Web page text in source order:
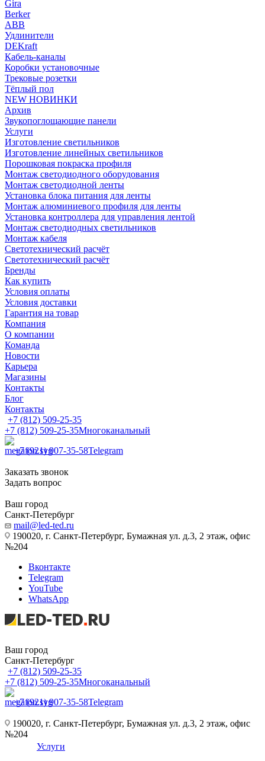
Gira
Berker
ABB
Удлинители
DEKraft
Кабель-каналы
Коробки установочные
Трековые розетки
Тёплый пол
NEW НОВИНКИ
Архив
Звукопоглощающие панели
Услуги
Изготовление светильников
Изготовление линейных светильников
Порошковая покраска профиля
Монтаж светодиодного оборудования
Монтаж светодиодной ленты
Установка блока питания для ленты
Монтаж алюминиевого профиля для ленты
Установка контроллера для управления лентой
Монтаж светодиодных светильников
Монтаж кабеля
Светотехнический расчёт
Светотехнический расчёт
Бренды
Как купить
Условия оплаты
Условия доставки
Гарантия на товар
Компания
О компании
Команда
Новости
Карьера
Магазины
Контакты
Блог
Контакты
+7 (812) 509-25-35
+7 (812) 509-25-35Многоканальный
+7 (921) 907-35-58Telegram
Заказать звонок
Задать вопрос
Ваш город
Санкт-Петербург
mail@led-ted.ru
190020, г. Санкт-Петербург, Бумажная ул. д.3, 2 этаж, офис
№204
Вконтакте
Telegram
YouTube
WhatsApp
Ваш город
Санкт-Петербург
+7 (812) 509-25-35
+7 (812) 509-25-35Многоканальный
+7 (921) 907-35-58Telegram
190020, г. Санкт-Петербург, Бумажная ул. д.3, 2 этаж, офис
№204
Услуги